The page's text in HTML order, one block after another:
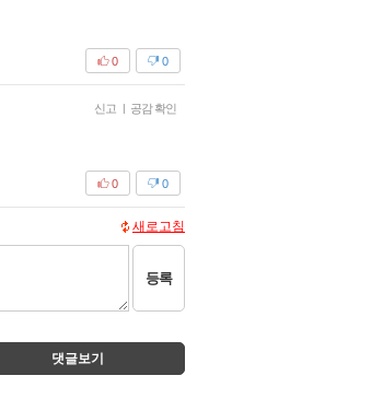
0
0
신고 | 공감 확인
0
0
새로고침
등록
댓글보기